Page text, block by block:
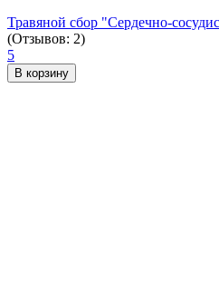
Травяной сбор "Сердечно-
(Отзывов: 2)
5
В корзину